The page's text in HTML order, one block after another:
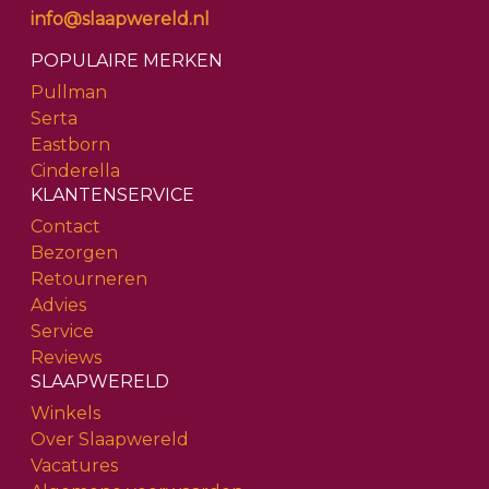
info@slaapwereld.nl
POPULAIRE MERKEN
Pullman
Serta
Eastborn
Cinderella
KLANTENSERVICE
Contact
Bezorgen
Retourneren
Advies
Service
Reviews
SLAAPWERELD
Winkels
Over Slaapwereld
Vacatures